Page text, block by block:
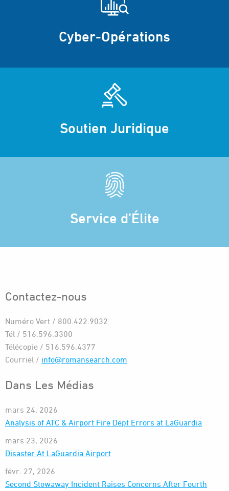
Cyber-Opérations
Soutien Juridique
Service d’Élite
Contactez-nous
Numéro Vert / 800.422.9032
Tél / 516.596.3300
Télécopie / 516.596.4377
Courriel / info@romansearch.com
Dans Les Médias
mars 24, 2026
Analysis of ATC & Airport Fire Dept Errors at LaGuardia
mars 23, 2026
Disaster At LaGuardia Airport
févr. 27, 2026
Second Stowaway Incident Raises Concerns After Fourth